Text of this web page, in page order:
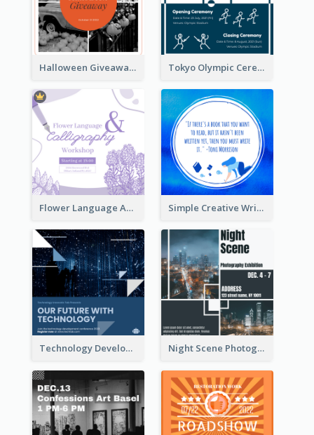
Halloween Giveaway Instagram Post Tokyo Olympic Ceremony Instagram Post
Flower Language And Calligraphy Instagram Post Simple Creative Writing Quote Instagram Post
Technology Development Conference Instagram Post Night Scene Photography Exhibition Instagram Post